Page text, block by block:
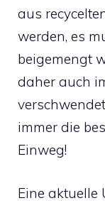
aus
werden, es
beigemengt
daher auch
immer die
Einweg!
Eine aktuelle